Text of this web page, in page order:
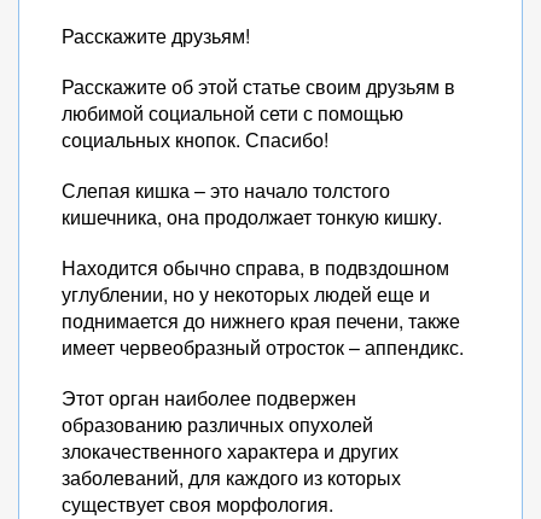
Расскажите друзьям!
Расскажите об этой статье своим друзьям в
любимой социальной сети с помощью
социальных кнопок. Спасибо!
Слепая кишка – это начало толстого
кишечника, она продолжает тонкую кишку.
Находится обычно справа, в подвздошном
углублении, но у некоторых людей еще и
поднимается до нижнего края печени, также
имеет червеобразный отросток – аппендикс.
Этот орган наиболее подвержен
образованию различных опухолей
злокачественного характера и других
заболеваний, для каждого из которых
существует своя морфология.